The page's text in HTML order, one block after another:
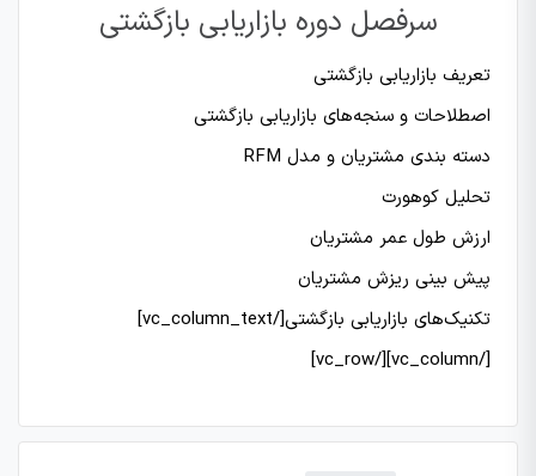
سرفصل دوره بازاریابی بازگشتی
تعریف بازاریابی بازگشتی
اصطلاحات و سنجه‌های بازاریابی بازگشتی
دسته بندی مشتریان و مدل RFM
تحلیل کوهورت
ارزش طول عمر مشتریان
پیش بینی ریزش مشتریان
تکنیک‌های بازاریابی بازگشتی[/vc_column_text]
[/vc_column][/vc_row]